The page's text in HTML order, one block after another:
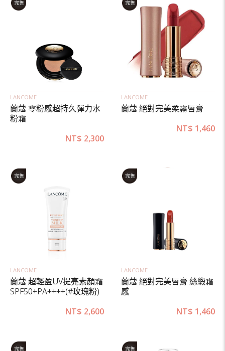
LANCOME
蘭蔻 零粉感超持久彈力水
粉霜
NT$ 2,300
LANCOME
蘭蔻 絕對完美柔霧唇膏
NT$ 1,460
LANCOME
蘭蔻 超輕盈UV提亮素顏霜
SPF50+PA++++(#玫瑰粉)
NT$ 2,600
LANCOME
蘭蔻 絕對完美唇膏 絲緞霜
感
NT$ 1,460